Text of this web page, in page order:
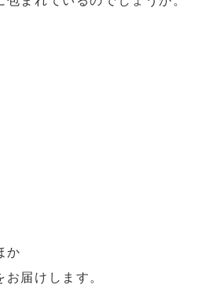
か
届けします。